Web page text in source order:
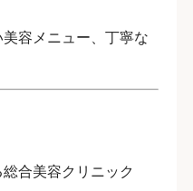
容メニュー、丁寧な
合美容クリニック